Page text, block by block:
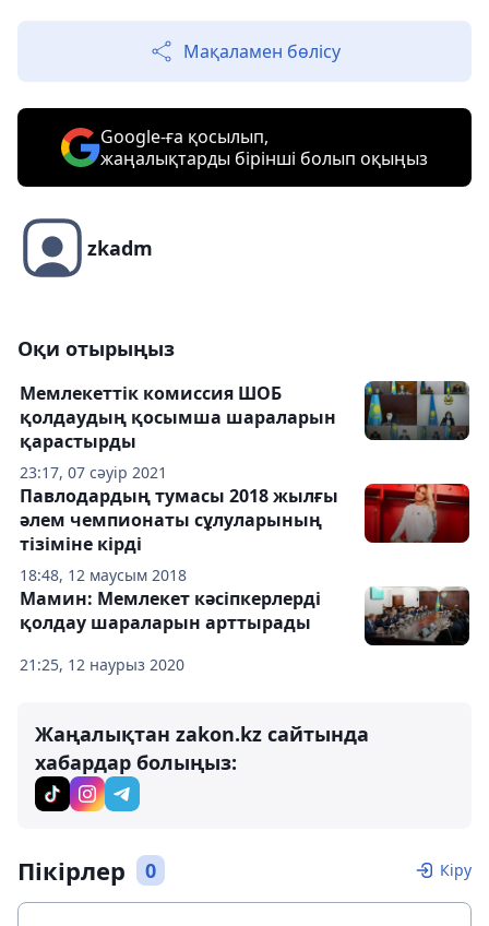
Мақаламен бөлісу
Google-ға қосылып,
жаңалықтарды бірінші болып оқыңыз
zkadm
Оқи отырыңыз
23:17, 07 сәуір 2021
Мемлекеттік комиссия ШОБ
қолдаудың қосымша шараларын
қарастырды
18:48, 12 маусым 2018
Павлодардың тумасы 2018 жылғы
әлем чемпионаты сұлуларының
тізіміне кірді
21:25, 12 наурыз 2020
Мамин: Мемлекет кәсіпкерлерді
қолдау шараларын арттырады
Жаңалықтан zakon.kz сайтында
хабардар болыңыз:
Пікірлер 0 Кіру